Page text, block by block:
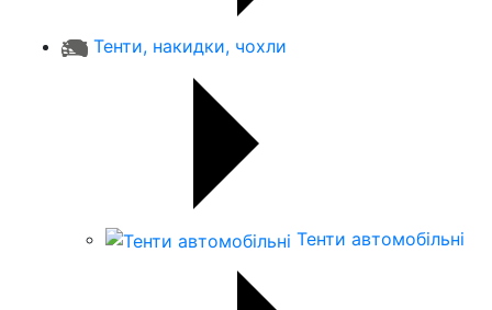
Тенти, накидки, чохли
Тенти автомобільні